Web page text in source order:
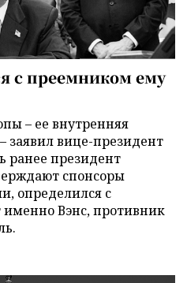
с преемником ему
– ее внутренняя
заявил вице-президент
президент
спонсоры
определился с
Вэнс, противник